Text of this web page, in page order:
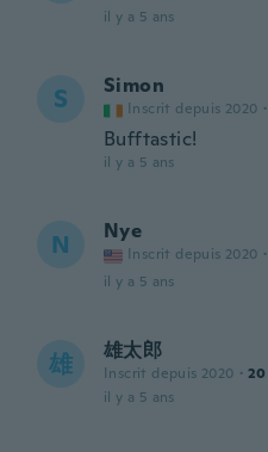
il y a 5 ans
S Simon
Inscrit depuis 2020 ·
Bufftastic!
il y a 5 ans
N Nye
Inscrit depuis 2020 ·
il y a 5 ans
雄 雄太郎
Inscrit depuis 2020 · 20
il y a 5 ans